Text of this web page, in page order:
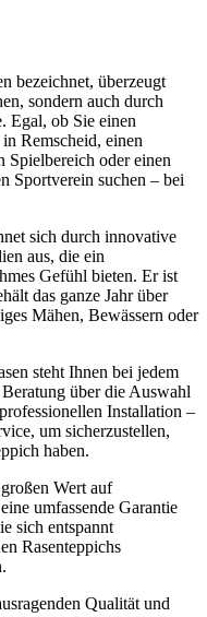
bezeichnet, überzeugt
sondern auch durch
Egal, ob Sie einen
Remscheid, einen
oder einen
Sportverein suchen – bei
sich durch innovative
aus, die ein
Gefühl bieten. Er ist
das ganze Jahr über
Mähen, Bewässern oder
steht Ihnen bei jedem
über die Auswahl
Installation –
um sicherzustellen,
haben.
Wert auf
umfassende Garantie
sich entspannt
Rasenteppichs
Qualität und